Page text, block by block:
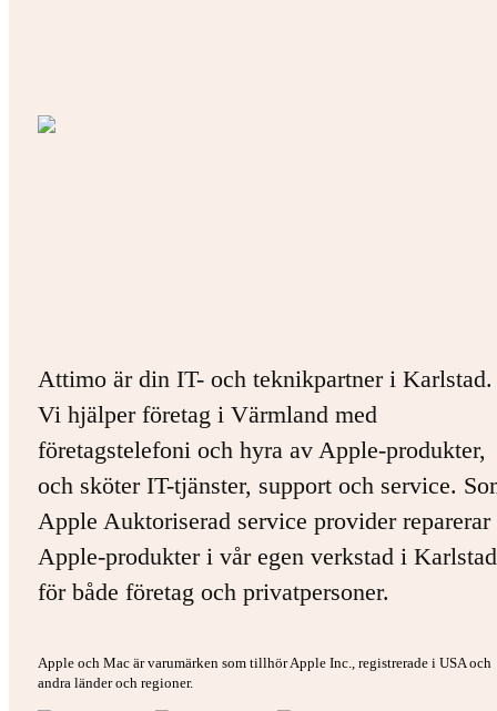
Attimo är din IT- och teknikpartner i Karlstad.
Vi hjälper företag i Värmland med
företagstelefoni och hyra av Apple-produkter,
och sköter IT-tjänster, support och service.
Apple Auktoriserad service provider
Apple-produkter i vår egen verkstad i
för både företag och privatpersoner.
Apple och Mac är varumärken som tillhör Apple Inc., registrerade i USA och
andra länder och regioner.